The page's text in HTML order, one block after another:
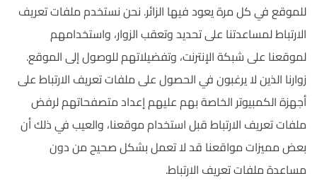
للموقع في كل مرة يعود فيها الزائر. نحن نستخدم ملفات تعريف
الارتباط لمساعدتنا على تحديد وتعقب الزوار، واستخدامهم
لموقعنا على شبكة الإنترنت، وتفضيلاتهم للوصول إلى الموقع.
زوارنا الذين لا يرغبون في الحصول على ملفات تعريف الارتباط على
أجهزة الكمبيوتر الخاصة بهم عليهم إعداد متصفحاتهم لرفض
ملفات تعريف الارتباط قبل استخدام موقعنا، والعيب في ذلك أن
بعض مميزات مواقعنا قد لا تعمل بشكل صحيح من دون
مساعدة ملفات تعريف الارتباط.